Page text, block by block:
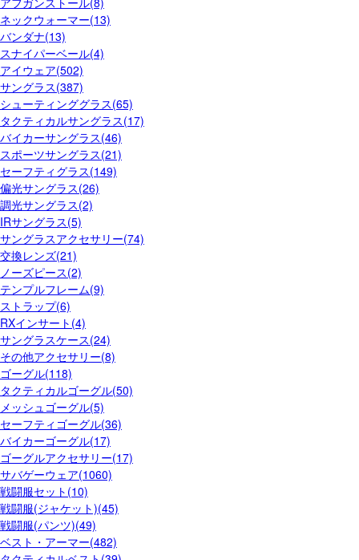
ネックウォーマー(13)
バンダナ(13)
スナイパーベール(4)
アイウェア(502)
サングラス(387)
シューティンググラス(65)
タクティカルサングラス(17)
バイカーサングラス(46)
スポーツサングラス(21)
セーフティグラス(149)
偏光サングラス(26)
調光サングラス(2)
IRサングラス(5)
サングラスアクセサリー(74)
交換レンズ(21)
ノーズピース(2)
テンプルフレーム(9)
ストラップ(6)
RXインサート(4)
サングラスケース(24)
その他アクセサリー(8)
ゴーグル(118)
タクティカルゴーグル(50)
メッシュゴーグル(5)
セーフティゴーグル(36)
バイカーゴーグル(17)
ゴーグルアクセサリー(17)
サバゲーウェア(1060)
戦闘服セット(10)
戦闘服(ジャケット)(45)
戦闘服(パンツ)(49)
ベスト・アーマー(482)